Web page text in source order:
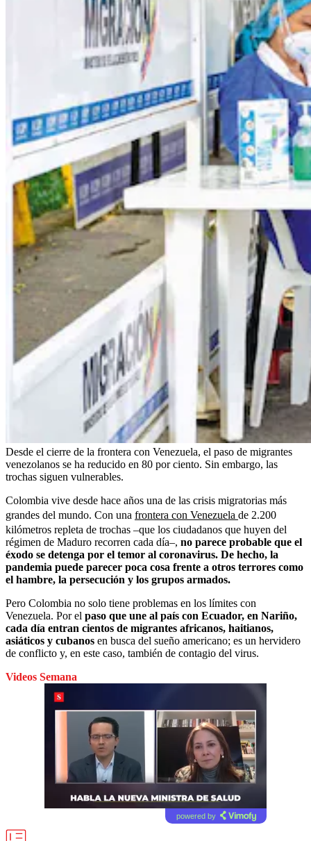
Desde el cierre de la frontera con Venezuela, el paso de migrantes
venezolanos se ha reducido en 80 por ciento. Sin embargo, las
trochas siguen vulnerables.
Colombia vive desde hace años una de las crisis migratorias más
grandes del mundo. Con una frontera con Venezuela de 2.200
kilómetros repleta de trochas –que los ciudadanos que huyen del
régimen de Maduro recorren cada día–, no parece probable que el
éxodo se detenga por el temor al coronavirus. De hecho, la
pandemia puede parecer poca cosa frente a otros terrores como
el hambre, la persecución y los grupos armados.
Pero Colombia no solo tiene problemas en los límites con
Venezuela. Por el paso que une al país con Ecuador, en Nariño,
cada día entran cientos de migrantes africanos, haitianos,
asiáticos y cubanos en busca del sueño americano; es un hervidero
de conflicto y, en este caso, también de contagio del virus.
Videos Semana
powered by